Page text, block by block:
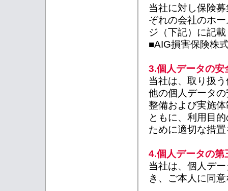
当社に対し保険
ぞれの会社のホ
ジ（下記）に記
■AIG損害保険株
3.個人データの安
当社は、取り扱
他の個人データ
整備および実施
ともに、利用目
ために適切な措
4.個人データの第
当社は、個人デ
き、ご本人に同